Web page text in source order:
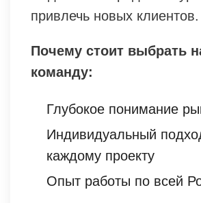
привлечь новых клиентов.
Почему стоит выбрать
команду:
Глубокое понимание
Индивидуальный
каждому проекту
Опыт работы по всей